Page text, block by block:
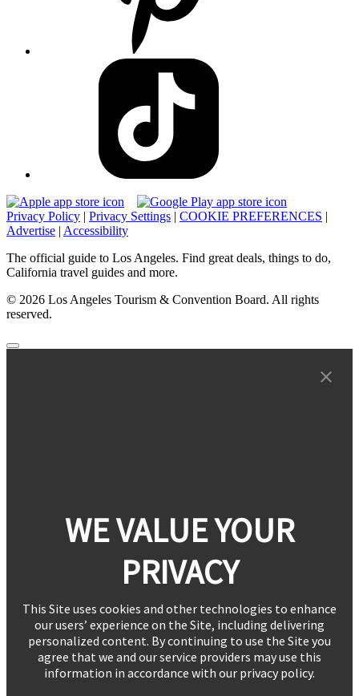
Privacy Policy | Privacy Settings | COOKIE PREFERENCES |
Advertise | Accessibility
The official guide to Los Angeles. Find great deals, things to do,
California travel guides and more.
© 2026 Los Angeles Tourism & Convention Board. All rights
reserved.
WE VALUE YOUR
PRIVACY
This Site uses cookies and other technologies to enhance
our users’ experience on the Site, including delivering
personalized content. By continuing to use the Site you
agree that we and our service providers may use this
information in accordance with our privacy policy.